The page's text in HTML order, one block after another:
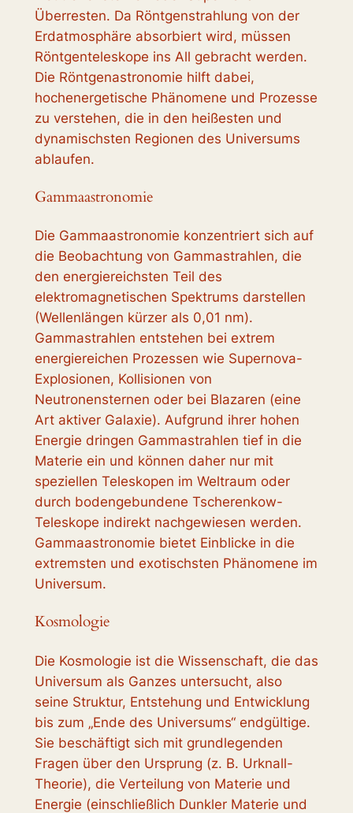
Überresten. Da Röntgenstrahlung von der
Erdatmosphäre absorbiert wird, müssen
Röntgenteleskope ins All gebracht werden.
Die Röntgenastronomie hilft dabei,
hochenergetische Phänomene und Prozesse
zu verstehen, die in den heißesten und
dynamischsten Regionen des Universums
ablaufen.
Gammaastronomie
Die Gammaastronomie konzentriert sich auf
die Beobachtung von Gammastrahlen, die
den energiereichsten Teil des
elektromagnetischen Spektrums darstellen
(Wellenlängen kürzer als 0,01 nm).
Gammastrahlen entstehen bei extrem
energiereichen Prozessen wie Supernova-
Explosionen, Kollisionen von
Neutronensternen oder bei Blazaren (eine
Art aktiver Galaxie). Aufgrund ihrer hohen
Energie dringen Gammastrahlen tief in die
Materie ein und können daher nur mit
speziellen Teleskopen im Weltraum oder
durch bodengebundene Tscherenkow-
Teleskope indirekt nachgewiesen werden.
Gammaastronomie bietet Einblicke in die
extremsten und exotischsten Phänomene im
Universum.
Kosmologie
Die Kosmologie ist die Wissenschaft, die das
Universum als Ganzes untersucht, also
seine Struktur, Entstehung und Entwicklung
bis zum „Ende des Universums“ endgültige.
Sie beschäftigt sich mit grundlegenden
Fragen über den Ursprung (z. B. Urknall-
Theorie), die Verteilung von Materie und
Energie (einschließlich Dunkler Materie und